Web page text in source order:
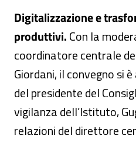
Digitalizzazione e
produttivi.Con la
coordinatore centrale
Giordani, il convegno si
del presidente del
vigilanza dell’Istituto,
relazioni del direttore